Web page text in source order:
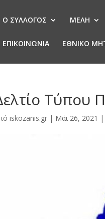
Ο ΣΥΛΛΟΓΟΣ ΜΕΛΗ
ΕΠΙΚΟΙΝΩΝΙΑ ΕΘΝΙΚΟ
Τύπου
iskozanis.gr | Μάι 26, 2021